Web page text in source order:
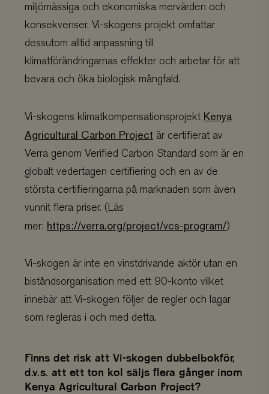
miljömässiga och ekonomiska mervärden och
konsekvenser. Vi-skogens projekt omfattar
dessutom alltid anpassning till
klimatförändringarnas effekter och arbetar för att
bevara och öka biologisk mångfald.
Vi-skogens klimatkompensationsprojekt Kenya
Agricultural Carbon Project är certifierat av
Verra genom Verified Carbon Standard som är en
globalt vedertagen certifiering och en av de
största certifieringarna på marknaden som även
vunnit flera priser. (Läs
mer: https://verra.org/project/vcs-program/)
Vi-skogen är inte en vinstdrivande aktör utan en
biståndsorganisation med ett 90-konto vilket
innebär att Vi-skogen följer de regler och lagar
som regleras i och med detta.
Finns det risk att Vi-skogen dubbelbokför,
d.v.s. att ett ton kol säljs flera gånger inom
Kenya Agricultural Carbon Project?